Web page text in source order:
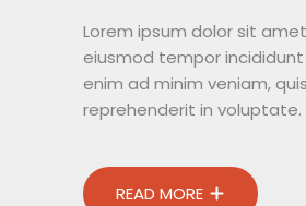
Lorem ipsum dolor sit
eiusmod tempor
enim ad minim veniam,
reprehenderit in voluptate.
READ MORE